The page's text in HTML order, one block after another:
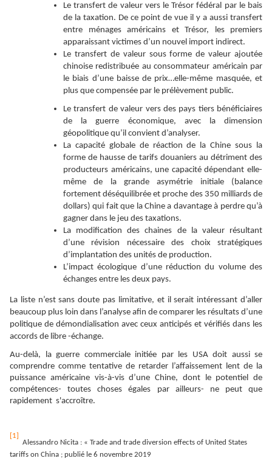
Le transfert de valeur vers le Trésor fédéral par le bais
de la taxation. De ce point de vue il y a aussi transfert
entre ménages américains et Trésor, les premiers
apparaissant victimes d’un nouvel import indirect.
Le transfert de valeur sous forme de valeur ajoutée
chinoise redistribuée au consommateur américain par
le biais d’une baisse de prix…elle-même masquée, et
plus que compensée par le prélèvement public.
Le transfert de valeur vers des pays tiers bénéficiaires
de la guerre économique, avec la dimension
géopolitique qu’il convient d’analyser.
La capacité globale de réaction de la Chine sous la
forme de hausse de tarifs douaniers au détriment des
producteurs américains, une capacité dépendant elle-
même de la grande asymétrie initiale (balance
fortement déséquilibrée et proche des 350 milliards de
dollars) qui fait que la Chine a davantage à perdre qu’à
gagner dans le jeu des taxations.
La modification des chaines de la valeur résultant
d’une révision nécessaire des choix stratégiques
d’implantation des unités de production.
L’impact écologique d’une réduction du volume des
échanges entre les deux pays.
La liste n’est sans doute pas limitative, et il serait intéressant d’aller
beaucoup plus loin dans l’analyse afin de comparer les résultats d’une
politique de démondialisation avec ceux anticipés et vérifiés dans les
accords de libre -échange.
Au-delà, la guerre commerciale initiée par les USA doit aussi se
comprendre comme tentative de retarder l’affaissement lent de la
puissance américaine vis-à-vis d’une Chine, dont le potentiel de
compétences- toutes choses égales par ailleurs- ne peut que
rapidement s'accroître.
[1]
Alessandro Nicita : « Trade and trade diversion effects of United States
tariffs on China ; publié le 6 novembre 2019